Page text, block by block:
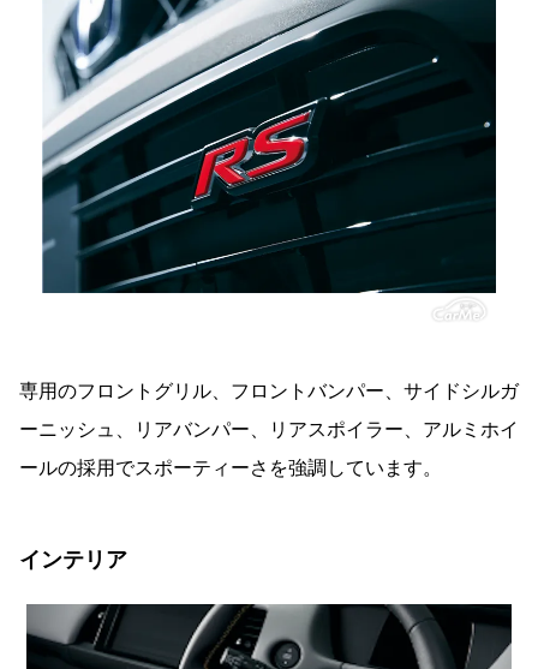
専用のフロントグリル、フロントバンパー、サイドシルガ
ーニッシュ、リアバンパー、リアスポイラー、アルミホイ
ールの採用でスポーティーさを強調しています。
インテリア